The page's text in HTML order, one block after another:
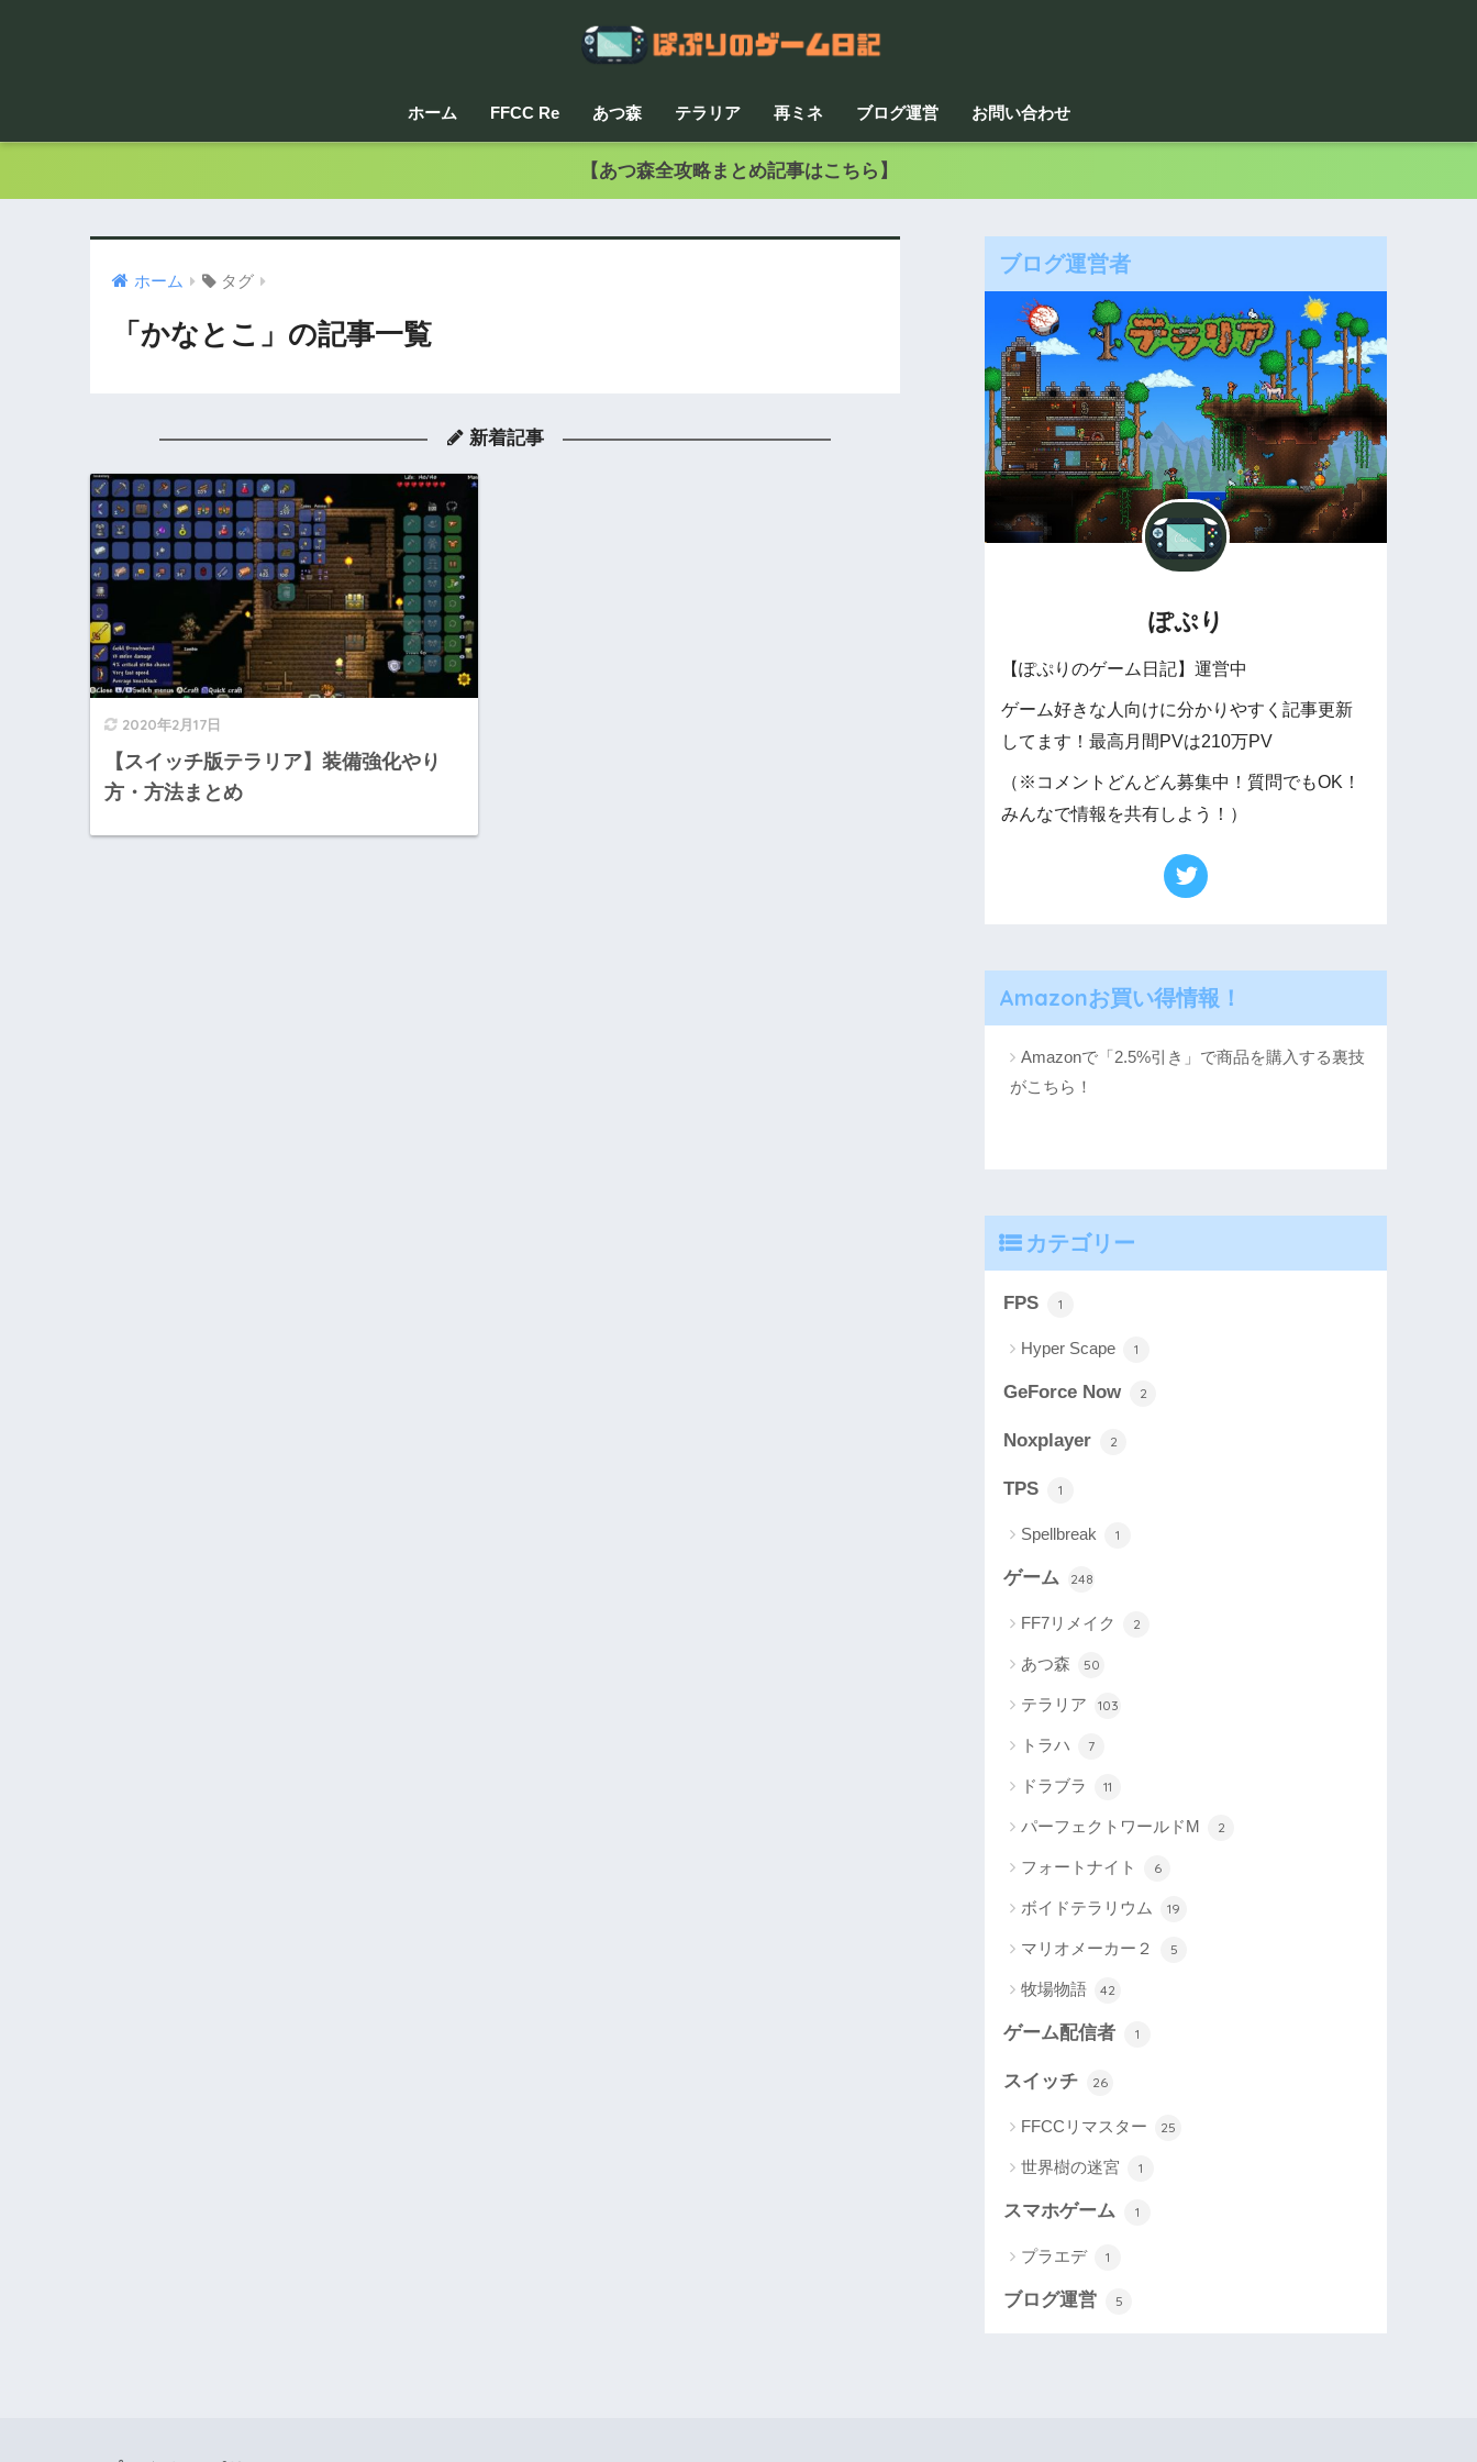
ホーム FFCC Re あつ森 テラリア 再ミネ ブログ運営 お問い合わせ
【あつ森全攻略まとめ記事はこちら】
ホーム タグ
「かなとこ」の記事一覧
新着記事
2020年2月17日
【スイッチ版テラリア】装備強化やり
方・方法まとめ
ブログ運営者
ぽぷり
【ぽぷりのゲーム日記】運営中
ゲーム好きな人向けに分かりやすく記事更新
してます！最高月間PVは210万PV
（※コメントどんどん募集中！質問でもOK！
みんなで情報を共有しよう！）
Amazonお買い得情報！
Amazonで「2.5%引き」で商品を購入する裏技
がこちら！
カテゴリー
FPS 1
Hyper Scape 1
GeForce Now 2
Noxplayer 2
TPS 1
Spellbreak 1
ゲーム 248
FF7リメイク 2
あつ森 50
テラリア 103
トラハ 7
ドラブラ 11
パーフェクトワールドM 2
フォートナイト 6
ボイドテラリウム 19
マリオメーカー２ 5
牧場物語 42
ゲーム配信者 1
スイッチ 26
FFCCリマスター 25
世界樹の迷宮 1
スマホゲーム 1
プラエデ 1
ブログ運営 5